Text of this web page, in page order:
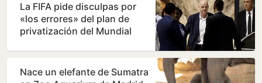
La FIFA pide disculpas por
«los errores» del plan de
privatización del Mundial
Nace un elefante de Sumatra